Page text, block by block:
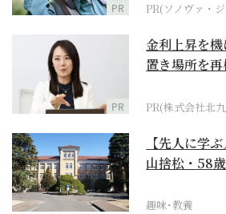
PR PR(ソノヴァ・
PR
金利上昇を
置き場所を
PR(株式会社北
【先人に学
山捨松・58
趣味･教養